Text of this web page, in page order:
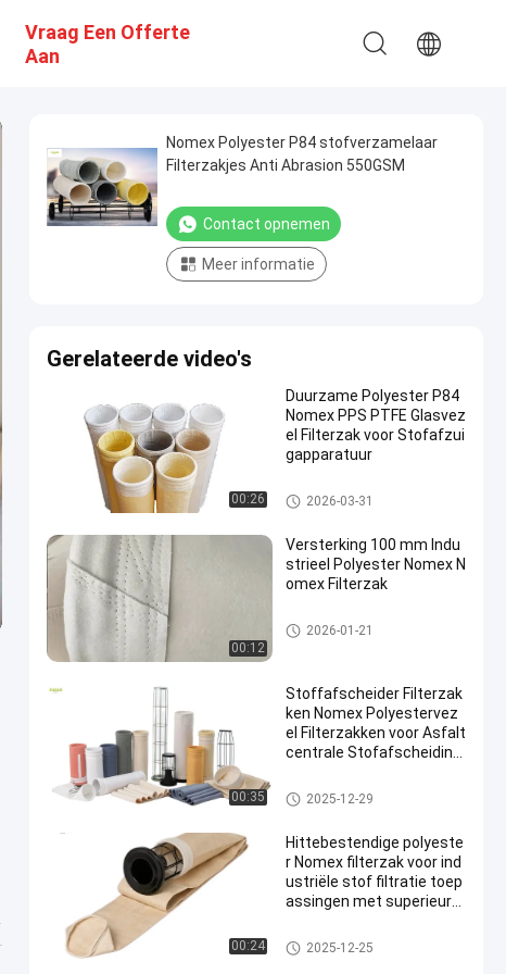
Vraag Een Offerte
Aan
Nomex Polyester P84 stofverzamelaar
Filterzakjes Anti Abrasion 550GSM
Contact opnemen
Meer informatie
Gerelateerde video's
00:26
Duurzame Polyester P84
Nomex PPS PTFE Glasvez
el Filterzak voor Stofafzui
gapparatuur
De zak van de polyesterfilter
2026-03-31
00:12
Versterking 100 mm Indu
strieel Polyester Nomex N
omex Filterzak
hoogtemperatuurfilterzakken
2026-01-21
00:35
Stoffafscheider Filterzak
ken Nomex Polyestervez
el Filterzakken voor Asfalt
centrale Stofafscheiding
Hittebestendigheid
De zak van de polyesterfilter
2025-12-29
00:24
Hittebestendige polyeste
r Nomex filterzak voor ind
ustriële stof filtratie toep
assingen met superieure
oge temperatuurbestend
igheid
Stofopvangfilterzakken
2025-12-25